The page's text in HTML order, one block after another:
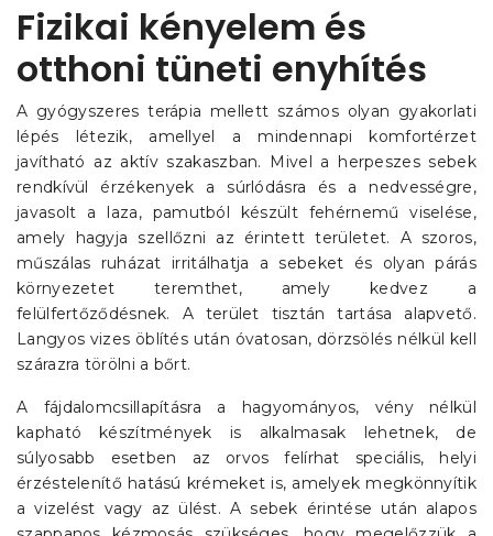
Fizikai kényelem és
otthoni tüneti enyhítés
A gyógyszeres terápia mellett számos olyan gyakorlati
lépés létezik, amellyel a mindennapi komfortérzet
javítható az aktív szakaszban. Mivel a herpeszes sebek
rendkívül érzékenyek a súrlódásra és a nedvességre,
javasolt a laza, pamutból készült fehérnemű viselése,
amely hagyja szellőzni az érintett területet. A szoros,
műszálas ruházat irritálhatja a sebeket és olyan párás
környezetet teremthet, amely kedvez a
felülfertőződésnek. A terület tisztán tartása alapvető.
Langyos vizes öblítés után óvatosan, dörzsölés nélkül kell
szárazra törölni a bőrt.
A fájdalomcsillapításra a hagyományos, vény nélkül
kapható készítmények is alkalmasak lehetnek, de
súlyosabb esetben az orvos felírhat speciális, helyi
érzéstelenítő hatású krémeket is, amelyek megkönnyítik
a vizelést vagy az ülést. A sebek érintése után alapos